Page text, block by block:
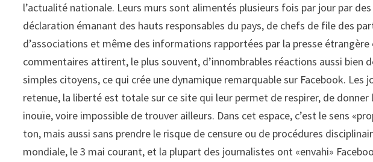
l’actualité nationale. Leurs murs sont alimentés plusieurs fois par jour par
déclaration émanant des hauts responsables du pays, de chefs de file des
d’associations et même des informations rapportées par la presse étrangère
commentaires attirent, le plus souvent, d’innombrables réactions aussi bien
simples citoyens, ce qui crée une dynamique remarquable sur Facebook.
retenue, la liberté est totale sur ce site qui leur permet de respirer, de donner
inouïe, voire impossible de trouver ailleurs. Dans cet espace, c’est le sens
ton, mais aussi sans prendre le risque de censure ou de procédures
mondiale, le 3 mai courant, et la plupart des journalistes ont «envahi»